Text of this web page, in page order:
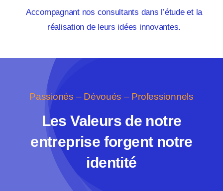
Accompagnant nos consultants dans l’étude et la
réalisation de leurs idées innovantes.
Passionés – Dévoués – Professionnels
Les Valeurs de notre
entreprise forgent notre
identité